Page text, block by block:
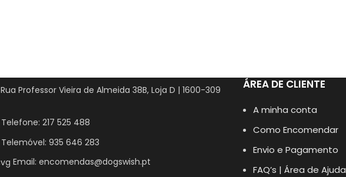
Rua Professor Vieira de Almeida 38B, Loja D | 1600-309
Telefone: 217 525 488
Telemóvel: 935 646 283
Email: encomendas@dogswish.pt
ÁREA DE CLIENTE
A minha conta
Como Encomendar
Envio e Pagamento
FAQ’s | Área de Ajuda